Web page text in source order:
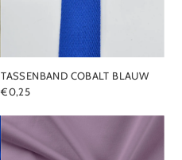
TASSENBAND COBALT BLAUW
€0,25